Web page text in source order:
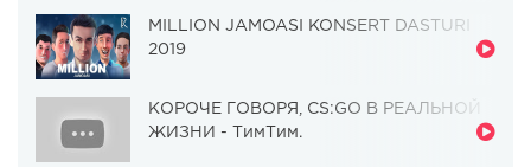
MILLION JAMOASI KONSERT DASTURI
2019
КОРОЧЕ ГОВОРЯ, CS:GO В РЕАЛЬНОЙ
ЖИЗНИ - ТимТим.